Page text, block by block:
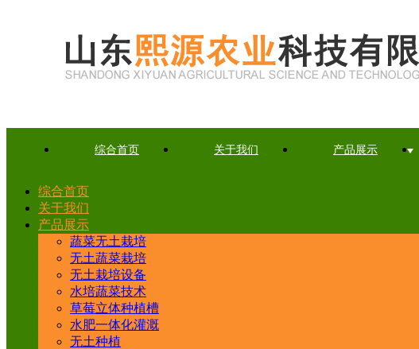
综合首页 关于我们 产品展示
综合首页
关于我们
产品展示
蔬菜无土栽培
无土蔬菜栽培
无土栽培设备
水培蔬菜技术
草莓立体种植槽
水肥一体化灌溉
无土种植